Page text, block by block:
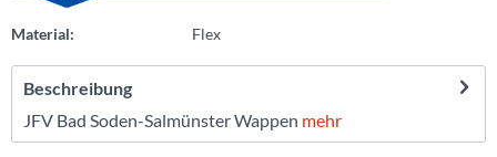
Material: Flex
Beschreibung
JFV Bad Soden-Salmünster Wappen mehr